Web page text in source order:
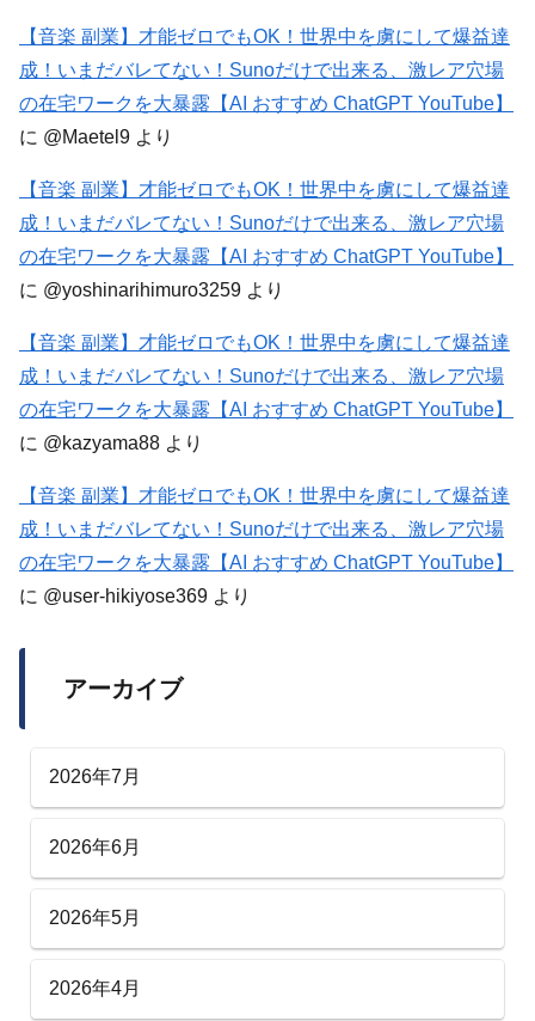
【音楽 副業】才能ゼロでもOK！世界中を虜にして爆益達
成！いまだバレてない！Sunoだけで出来る、激レア穴場
の在宅ワークを大暴露【AI おすすめ ChatGPT YouTube】
に @Maetel9 より
【音楽 副業】才能ゼロでもOK！世界中を虜にして爆益達
成！いまだバレてない！Sunoだけで出来る、激レア穴場
の在宅ワークを大暴露【AI おすすめ ChatGPT YouTube】
に @yoshinarihimuro3259 より
【音楽 副業】才能ゼロでもOK！世界中を虜にして爆益達
成！いまだバレてない！Sunoだけで出来る、激レア穴場
の在宅ワークを大暴露【AI おすすめ ChatGPT YouTube】
に @kazyama88 より
【音楽 副業】才能ゼロでもOK！世界中を虜にして爆益達
成！いまだバレてない！Sunoだけで出来る、激レア穴場
の在宅ワークを大暴露【AI おすすめ ChatGPT YouTube】
に @user-hikiyose369 より
アーカイブ
2026年7月
2026年6月
2026年5月
2026年4月